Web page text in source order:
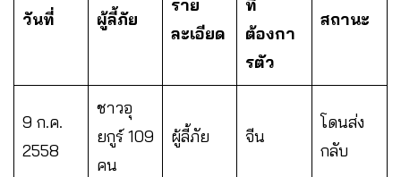
วันที่ ผู้ลี้ภัย
ราย
ละเอียด
ที่
ต้องกา
รตัว
สถานะ
9 ก.ค.
2558
ชาวอุ
ยกูร์ 109
คน
ผู้ลี้ภัย จีน
โดนส่ง
กลับ